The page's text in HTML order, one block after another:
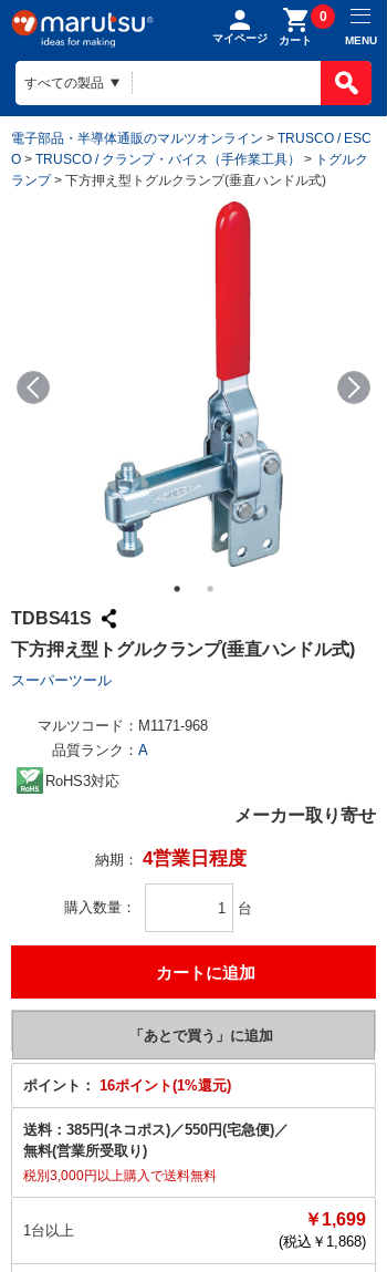
マイページ カート
0
MENU
電子部品・半導体通販のマルツオンライン > TRUSCO / ESC
O > TRUSCO / クランプ・バイス（手作業工具） > トグルク
ランプ> 下方押え型トグルクランプ(垂直ハンドル式)
TDBS41S
下方押え型トグルクランプ(垂直ハンドル式)
スーパーツール
マルツコード： M1171-968
品質ランク： A
RoHS3対応
メーカー取り寄せ
納期： 4営業日程度
購入数量 台
ポイント： 16ポイント(1%還元)
送料： 385円(ネコポス)／550円(宅急便)／
無料(営業所受取り)
税別3,000円以上購入で送料無料
1台以上
￥1,699
(税込￥ 1,868)